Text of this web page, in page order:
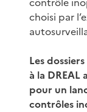
choisi par
Les
à la DREAL
pour un
contrôles